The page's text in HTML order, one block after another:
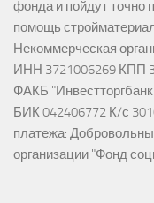
фонда и пойдут точно
помощь
Некоммерческая
ИНН 3721006269 КПП
ФАКБ
БИК 042406772 К/с
платежа:
организации "Фонд